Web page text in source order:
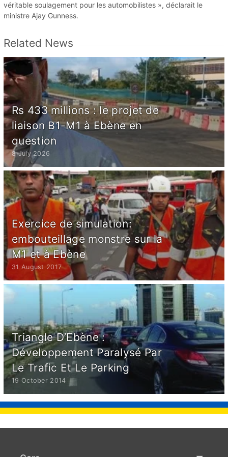
véritable soulagement pour les automobilistes », déclarait le
ministre Ajay Gunness.
Related News
Rs 433 millions : le projet de
liaison B1-M1 à Ebène en
question
8 July 2026
Exercice de simulation:
embouteillage monstre sur la
M1 et à Ebène
31 August 2017
Triangle D’Ebène :
Développement Paralysé Par
Le Trafic Et Le Parking
19 October 2014